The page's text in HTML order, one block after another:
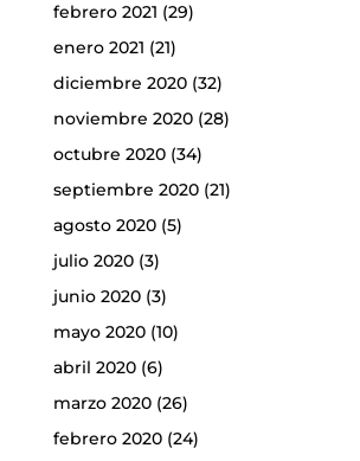
febrero 2021 (29)
enero 2021 (21)
diciembre 2020(32)
noviembre 2020(28)
octubre 2020(34)
septiembre 2020(21)
agosto 2020(5)
julio 2020(3)
junio 2020(3)
mayo 2020(10)
abril 2020(6)
marzo 2020(26)
febrero 2020(24)